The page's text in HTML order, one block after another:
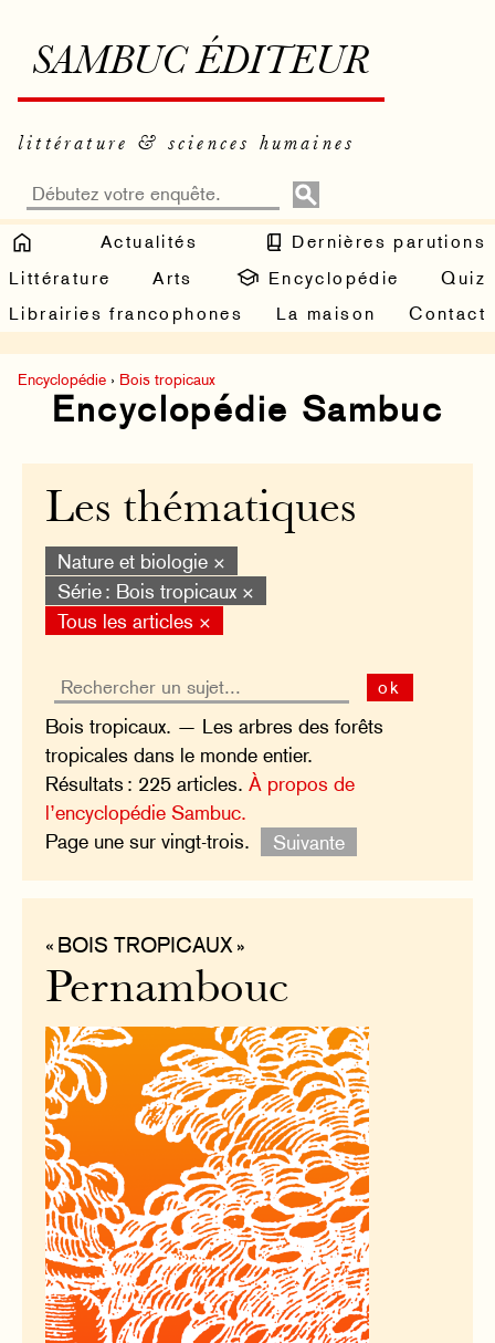
SAMBUC ÉDITEUR
littérature & sciences humaines
Actualités
Dernières parutions
Littérature
Arts Encyclopédie
Quiz
Librairies francophones
La maison Contact
Encyclopédie › Bois tropicaux
Encyclopédie Sambuc
Les thématiques
Nature et biologie ×
Série : Bois tropicaux ×
Tous les articles ×
ok
Bois tropicaux. — Les arbres des forêts
tropicales dans le monde entier.
Résultats : 225 articles.À propos de
l’encyclopédie Sambuc.
Page une sur vingt-trois.
Suivante
« BOIS TROPICAUX »
Pernambouc